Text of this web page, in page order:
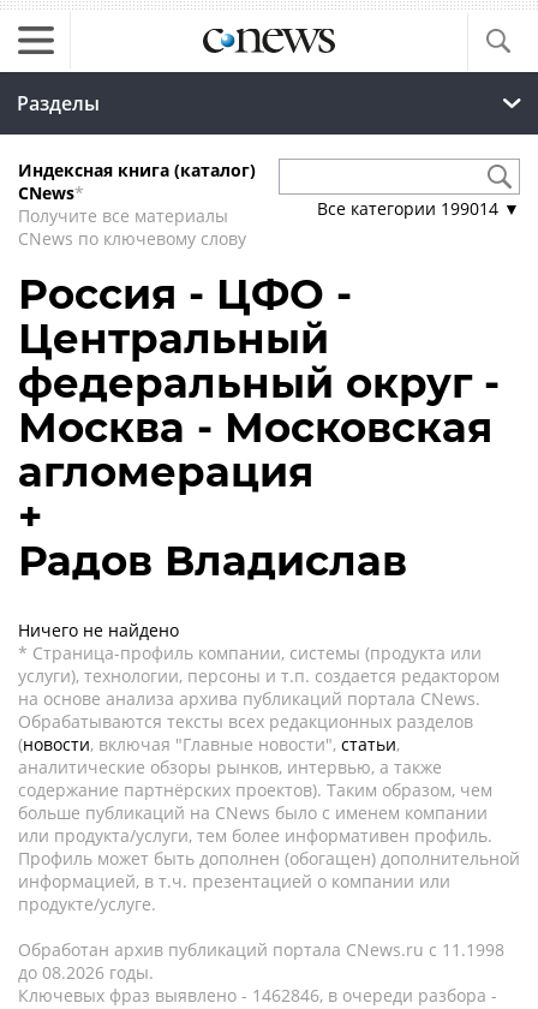
Разделы
Индексная книга (каталог)
CNews*
Получите все материалы
CNews по ключевому слову
Все категории 199014 ▼
Россия - ЦФО -
Центральный
федеральный округ -
Москва - Московская
агломерация
+
Радов Владислав
Ничего не найдено
* Страница-профиль компании, системы (продукта или
услуги), технологии, персоны и т.п. создается редактором
на основе анализа архива публикаций портала CNews.
Обрабатываются тексты всех редакционных разделов
(новости, включая "Главные новости", статьи,
аналитические обзоры рынков, интервью, а также
содержание партнёрских проектов). Таким образом, чем
больше публикаций на CNews было с именем компании
или продукта/услуги, тем более информативен профиль.
Профиль может быть дополнен (обогащен) дополнительной
информацией, в т.ч. презентацией о компании или
продукте/услуге.
Обработан архив публикаций портала CNews.ru c 11.1998
до 08.2026 годы.
Ключевых фраз выявлено - 1462846, в очереди разбора -